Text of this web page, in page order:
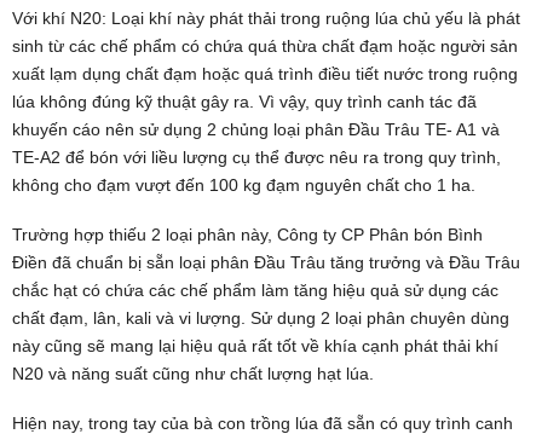
Với khí N20: Loại khí này phát thải trong ruộng lúa chủ yếu là phát
sinh từ các chế phẩm có chứa quá thừa chất đạm hoặc người sản
xuất lạm dụng chất đạm hoặc quá trình điều tiết nước trong ruộng
lúa không đúng kỹ thuật gây ra. Vì vậy, quy trình canh tác đã
khuyến cáo nên sử dụng 2 chủng loại phân Đầu Trâu TE- A1 và
TE-A2 để bón với liều lượng cụ thể được nêu ra trong quy trình,
không cho đạm vượt đến 100 kg đạm nguyên chất cho 1 ha.
Trường hợp thiếu 2 loại phân này, Công ty CP Phân bón Bình
Điền đã chuẩn bị sẵn loại phân Đầu Trâu tăng trưởng và Đầu Trâu
chắc hạt có chứa các chế phẩm làm tăng hiệu quả sử dụng các
chất đạm, lân, kali và vi lượng. Sử dụng 2 loại phân chuyên dùng
này cũng sẽ mang lại hiệu quả rất tốt về khía cạnh phát thải khí
N20 và năng suất cũng như chất lượng hạt lúa.
Hiện nay, trong tay của bà con trồng lúa đã sẵn có quy trình canh